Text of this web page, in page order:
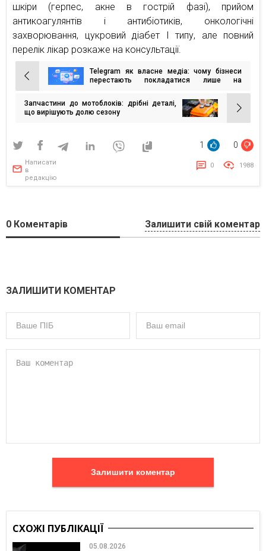
шкіри (герпес, акне в гострій фазі), прийом
антикоагулянтів і антибіотиків, онкологічні
захворювання, цукровий діабет І типу, але повний
перелік лікар розкаже на консультації.
Навігація
записів
Telegram як власне медіа: чому бізнеси
перестають покладатися лише на
Запчастини до мотоблоків: дрібні деталі,
що вирішують долю сезону
1 0
Написати
в
редакцію
0 1988
0 Коментарів Залишити свій коментар
ЗАЛИШИТИ КОМЕНТАР
Залишити коментар
СХОЖІ ПУБЛІКАЦІЇ
05.08.2026